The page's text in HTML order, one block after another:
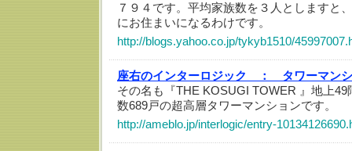
７９４です。平均家族数を３人としますと
にお住まいになるわけです。
http://blogs.yahoo.co.jp/tykyb1510/
座右のインターロジック ：
タワーマン
その名も『THE KOSUGI TOWER 』地上
数689戸の超高層タワーマンションです。
http://ameblo.jp/interlogic/entry-